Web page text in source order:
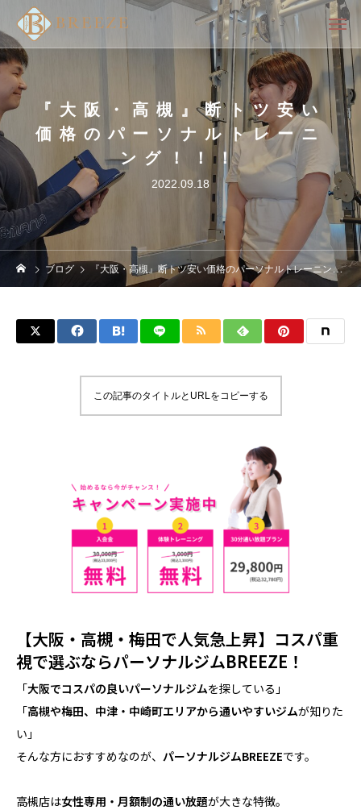
『大阪・高槻』断トツ安い
価格のパーソナルトレーニ
ング！！！
2022.09.18
ブログ 『大阪・高槻』断トツ安い価格のパーソナルトレーニング！！！
この記事のタイトルとURLをコピーする
【大阪・高槻・梅田で人気急上昇】コスパ重
視で選ぶならパーソナルジムBREEZE！
「大阪でコスパの良いパーソナルジムを探している」
「高槻や梅田、中津・中崎町エリアから通いやすいジムが知りた
い」
そんな方におすすめなのが、 パーソナルジムBREEZEです。
高槻店は女性専用・月額制の通い放題が大きな特徴。